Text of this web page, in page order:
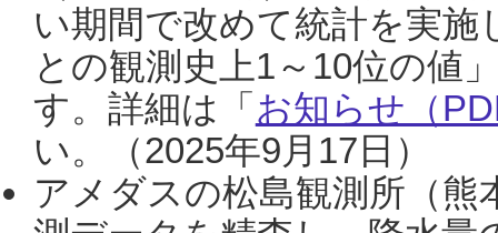
い期間で改めて統計を実
との観測史上1～10位の値
す。詳細は「 お知らせ（
い。（2025年9月17日）
アメダスの松島観測所（熊